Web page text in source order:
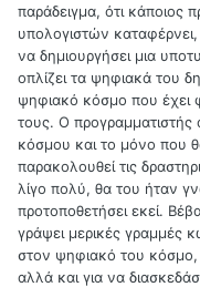
παράδειγμα, ότι κάποιος
υπολογιστών
να δημιουργήσει μια
οπλίζει τα ψηφιακά του
ψηφιακό κόσμο που έχει
τους. Ο
κόσμου και το μόνο που
παρακολουθεί τις
λίγο πολύ, θα του ήταν
προτοποθετήσει εκεί.
γράψει μερικές γραμμές
στον ψηφιακό του κόσμο,
αλλά και για να